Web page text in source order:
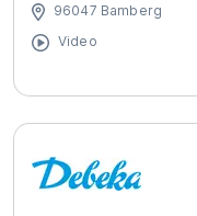
96047 Bamberg
Video